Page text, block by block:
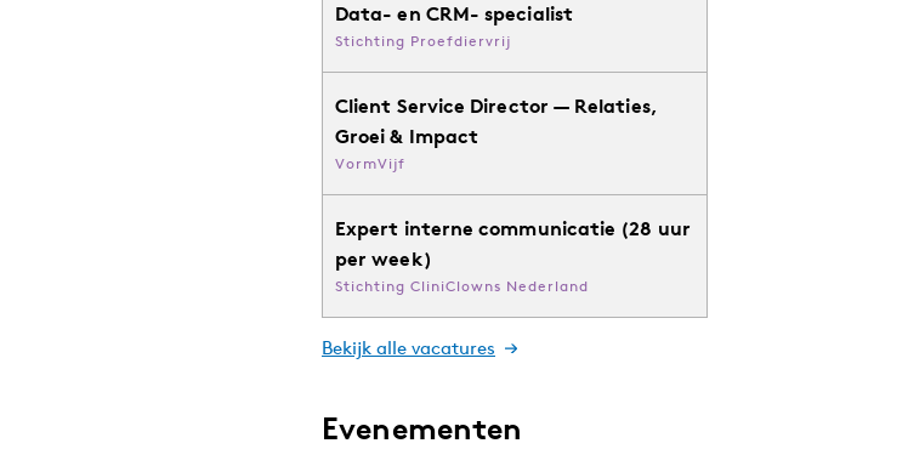
Data- en CRM- specialist
Stichting Proefdiervrij
Client Service Director — Relaties,
Groei & Impact
VormVijf
Expert interne communicatie (28 uur
per week)
Stichting CliniClowns Nederland
Bekijk alle vacatures
Evenementen